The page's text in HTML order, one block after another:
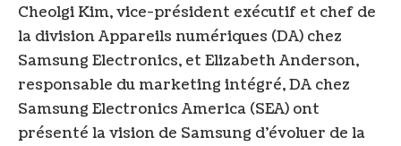
Cheolgi Kim, vice-président exécutif et chef de
la division Appareils numériques (DA) chez
Samsung Electronics, et Elizabeth Anderson,
responsable du marketing intégré, DA chez
Samsung Electronics America (SEA) ont
présenté la vision de Samsung d’évoluer de la